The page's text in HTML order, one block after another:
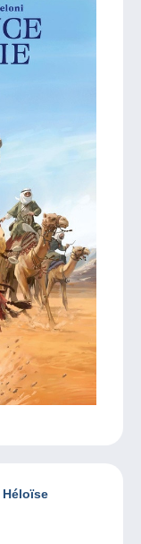
Héloïse